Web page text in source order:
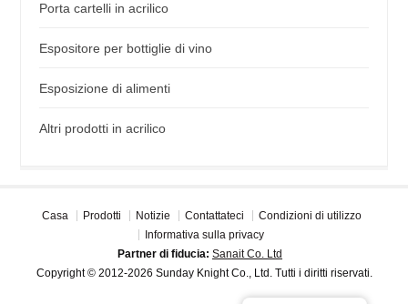
Porta cartelli in acrilico
Espositore per bottiglie di vino
Esposizione di alimenti
Altri prodotti in acrilico
Casa Prodotti Notizie Contattateci
Condizioni di utilizzo
Informativa sulla privacy
Partner di fiducia: Sanait Co. Ltd
Copyright © 2012-2026 Sunday Knight Co., Ltd. Tutti i diritti riservati.